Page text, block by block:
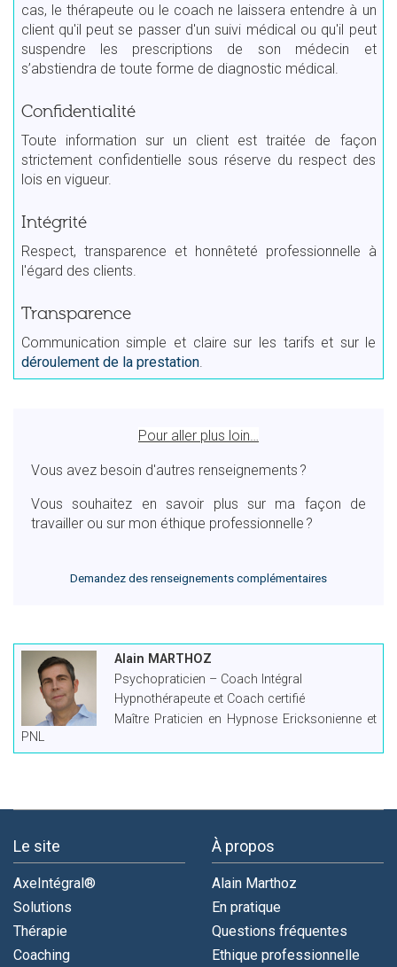
cas, le thérapeute ou le coach ne laissera entendre à un
client qu'il peut se passer d'un suivi médical ou qu'il peut
suspendre les prescriptions de son médecin et
s’abstiendra de toute forme de diagnostic médical.
Confidentialité
Toute information sur un client est traitée de façon
strictement confidentielle sous réserve du respect des
lois en vigueur.
Intégrité
Respect, transparence et honnêteté professionnelle à
l'égard des clients.
Transparence
Communication simple et claire sur les tarifs et sur le
déroulement de la prestation.
Pour aller plus loin…
Vous avez besoin d'autres renseignements ?
Vous souhaitez en savoir plus sur ma façon de
travailler ou sur mon éthique professionnelle ?
Demandez des renseignements complémentaires
Alain MARTHOZ
Psychopraticien – Coach Intégral
Hypnothérapeute et Coach certifié
Maître Praticien en Hypnose Ericksonienne et
PNL
Le site
AxeIntégral®
Solutions
Thérapie
Coaching
À propos
Alain Marthoz
En pratique
Questions fréquentes
Ethique professionnelle